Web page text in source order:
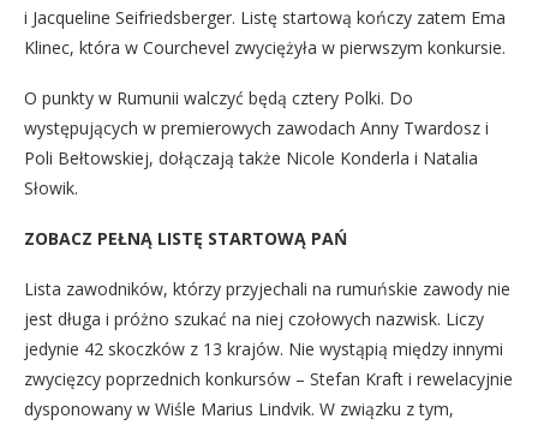
i Jacqueline Seifriedsberger. Listę startową kończy zatem Ema
Klinec, która w Courchevel zwyciężyła w pierwszym konkursie.
O punkty w Rumunii walczyć będą cztery Polki. Do
występujących w premierowych zawodach Anny Twardosz i
Poli Bełtowskiej, dołączają także Nicole Konderla i Natalia
Słowik.
ZOBACZ PEŁNĄ LISTĘ STARTOWĄ PAŃ
Lista zawodników, którzy przyjechali na rumuńskie zawody nie
jest długa i próżno szukać na niej czołowych nazwisk. Liczy
jedynie 42 skoczków z 13 krajów. Nie wystąpią między innymi
zwycięzcy poprzednich konkursów – Stefan Kraft i rewelacyjnie
dysponowany w Wiśle Marius Lindvik. W związku z tym,